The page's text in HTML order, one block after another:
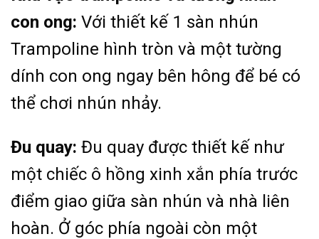
con ong: Với thiết kế 1 sàn nhún
Trampoline hình tròn và một tường
dính con ong ngay bên hông để bé có
thể chơi nhún nhảy.
Đu quay: Đu quay được thiết kế như
một chiếc ô hồng xinh xắn phía trước
điểm giao giữa sàn nhún và nhà liên
hoàn. Ở góc phía ngoài còn một